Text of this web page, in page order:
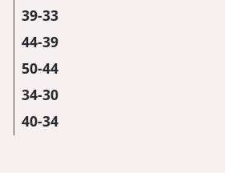
39-33
44-39
50-44
34-30
40-34